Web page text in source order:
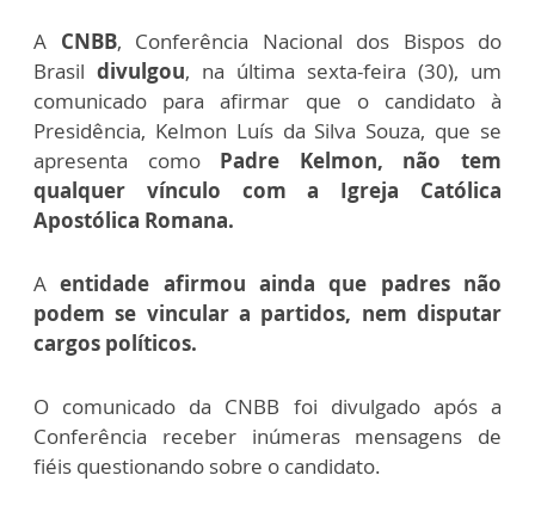
A CNBB, Conferência Nacional dos Bispos do
Brasil divulgou, na última sexta-feira (30), um
comunicado para afirmar que o candidato à
Presidência, Kelmon Luís da Silva Souza, que se
apresenta como Padre Kelmon, não tem
qualquer vínculo com a Igreja Católica
Apostólica Romana.
Aentidade afirmou ainda que padres não
podem se vincular a partidos, nem disputar
cargos políticos.
O comunicado da CNBB foi divulgado após a
Conferência receber inúmeras mensagens de
fiéis questionando sobre o candidato.